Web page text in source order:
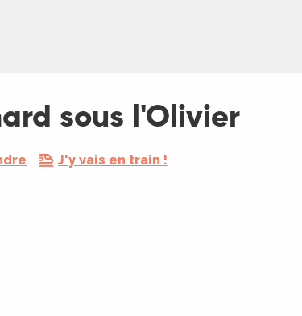
sous l'Olivier
J'y vais en train !